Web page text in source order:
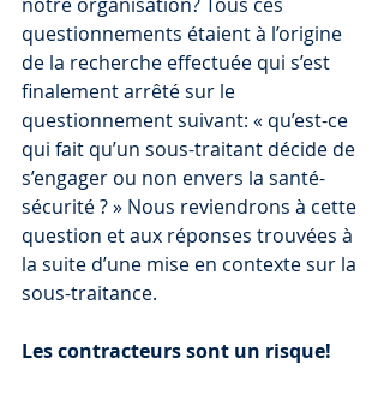
questionnements étaient à l’origine
de la recherche effectuée qui s’est
finalement arrêté sur le
questionnement suivant: « qu’est-ce
qui fait qu’un sous-traitant décide de
s’engager ou non envers la santé-
sécurité ? » Nous reviendrons à cette
question et aux réponses trouvées à
la suite d’une mise en contexte sur la
sous-traitance.
Les contracteurs sont un risque!